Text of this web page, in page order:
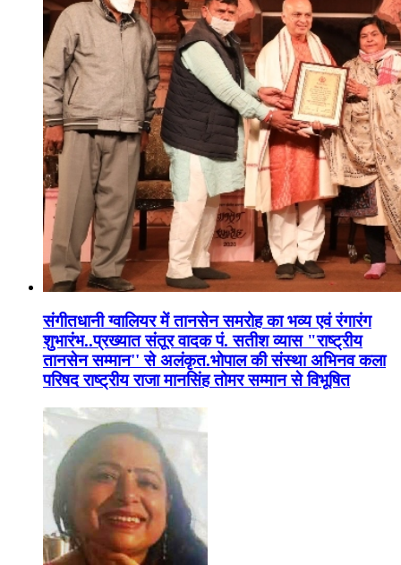
संगीतधानी ग्वालियर में तानसेन समरोह का भव्य एवं रंगारंग
शुभारंभ..प्रख्यात संतूर वादक पं. सतीश व्यास "राष्ट्रीय
तानसेन सम्मान'' से अलंकृत.भोपाल की संस्था अभिनव कला
परिषद राष्ट्रीय राजा मानसिंह तोमर सम्मान से विभूषित